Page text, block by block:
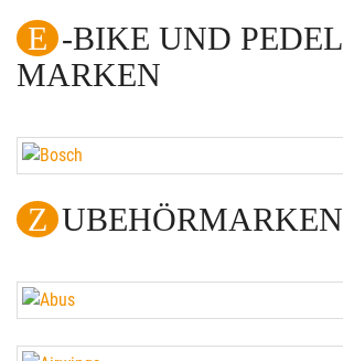
E-BIKE UND PEDELEC
MARKEN
ZUBEHÖRMARKEN